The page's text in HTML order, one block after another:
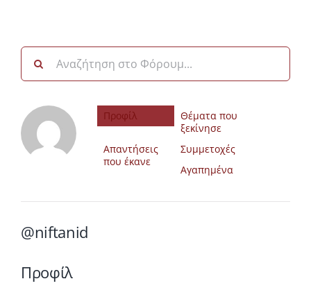
Προφίλ
Θέματα που
ξεκίνησε
Απαντήσεις
που έκανε
Συμμετοχές
Αγαπημένα
@niftanid
Προφίλ